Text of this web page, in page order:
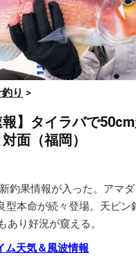
り >
報】タイラバで
面（福岡）
釣果情報が入った。アマ
型本命が続々登場。天ビン
り好況が窺える。
ム天気＆風波情報